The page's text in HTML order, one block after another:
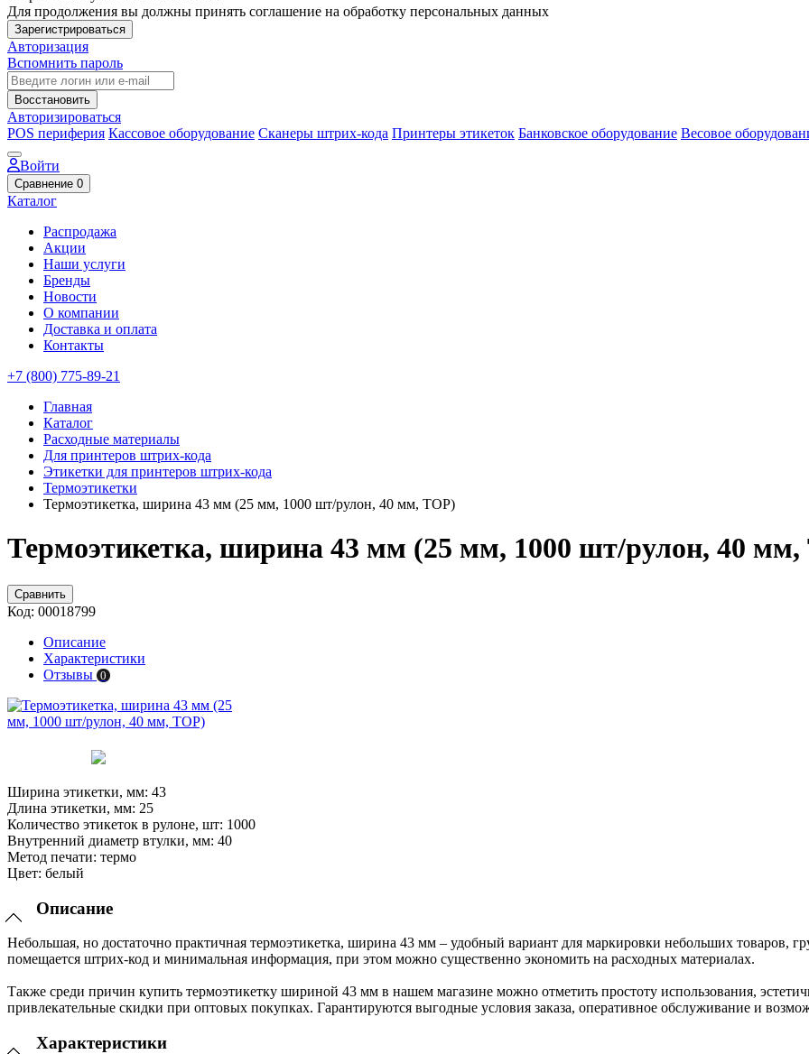
Для продолжения вы должны принять соглашение на обработку персональных данных
Зарегистрироваться
Авторизация
Вспомнить пароль
Восстановить
Авторизироваться
POS периферия Кассовое оборудование Сканеры штрих-кода Принтеры этикеток Банковское оборудование Весовое
Войти
Сравнение 0
Каталог
Распродажа
Акции
Наши услуги
Бренды
Новости
О компании
Доставка и оплата
Контакты
+7 (800) 775-89-21
Главная
Каталог
Расходные материалы
Для принтеров штрих-кода
Этикетки для принтеров штрих-кода
Термоэтикетки
Термоэтикетка, ширина 43 мм (25 мм, 1000 шт/рулон, 40 мм, TOP)
Термоэтикетка, ширина 43 мм (25 мм, 1000 шт/рулон, 40 мм,
Сравнить
Код: 00018799
Описание
Характеристики
Отзывы 0
Ширина этикетки, мм: 43
Длина этикетки, мм: 25
Количество этикеток в рулоне, шт: 1000
Внутренний диаметр втулки, мм: 40
Метод печати: термо
Цвет: белый
Описание
Небольшая, но достаточно практичная термоэтикетка, ширина 43 мм – удобный вариант для маркировки небольших товаров,
помещается штрих-код и минимальная информация, при этом можно существенно экономить на расходных материалах.
Также среди причин купить термоэтикетку шириной 43 мм в нашем магазине можно отметить простоту использования,
привлекательные скидки при оптовых покупках. Гарантируются выгодные условия заказа, оперативное обслуживание и
Характеристики